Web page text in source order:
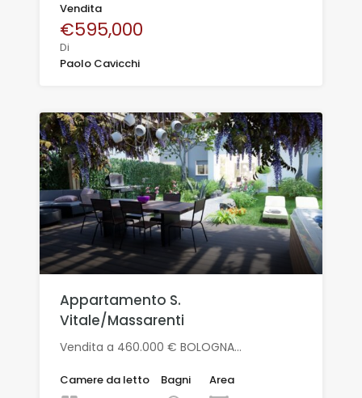
Vendita
€595,000
Di
Paolo Cavicchi
Appartamento S.
Vitale/Massarenti
Vendita a 460.000 € BOLOGNA…
Camere da letto
Bagni
Area